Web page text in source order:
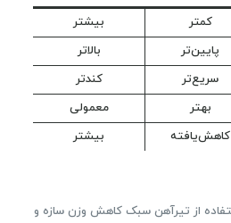
کمتر
بیشتر
پایین‌تر
بالاتر
سریع‌تر
کندتر
بهتر
معمولی
کاهش‌یافته بیشتر
از تیرآهن سبک کاهش وزن سازه و